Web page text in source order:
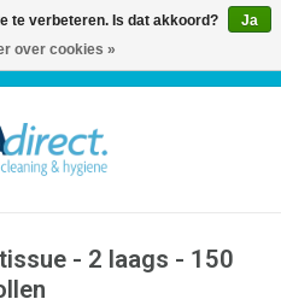
- 2 laags - 150
te verbeteren. Is dat akkoord?
Ja
over cookies »